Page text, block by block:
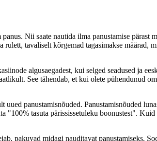
Nii saate nautida ilma panustamise
tavaliselt kõrgemad tagasimakse määrad,
algusaegadest, kui selged seadused ja
See tähendab, et kui olete pühendunud
panustamisnõuded. Panustamisnõuded
"100% tasuta pärississetuleku boonustest".
pakuvad midagi nauditavat panustamiseks.